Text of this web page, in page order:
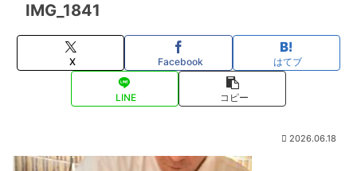
IMG_1841
X Facebook はてブ
LINE コピー
2026.06.18